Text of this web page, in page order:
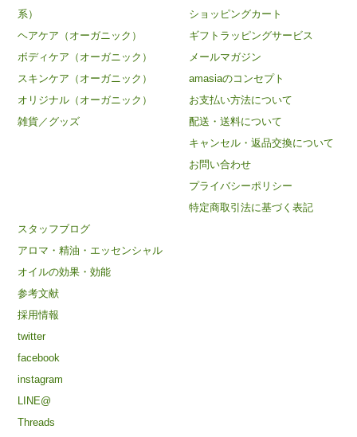
系）
ヘアケア（オーガニック）
ボディケア（オーガニック）
スキンケア（オーガニック）
オリジナル（オーガニック）
雑貨／グッズ
ショッピングカート
ギフトラッピングサービス
メールマガジン
amasiaのコンセプト
お支払い方法について
配送・送料について
キャンセル・返品交換について
お問い合わせ
プライバシーポリシー
特定商取引法に基づく表記
スタッフブログ
アロマ・精油・エッセンシャル
オイルの効果・効能
参考文献
採用情報
twitter
facebook
instagram
LINE@
Threads